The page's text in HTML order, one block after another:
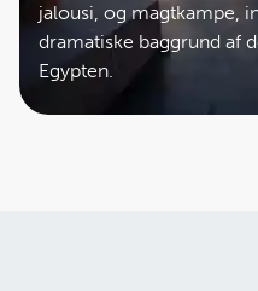
jalousi, og magtkampe,
dramatiske baggrund af
Egypten.